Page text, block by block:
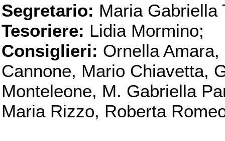
Segretario: Maria Gabriella
Tesoriere: Lidia Mormino;
Consiglieri: Ornella
Cannone, Mario Chiavetta,
Monteleone, M. Gabriella
Maria Rizzo, Roberta